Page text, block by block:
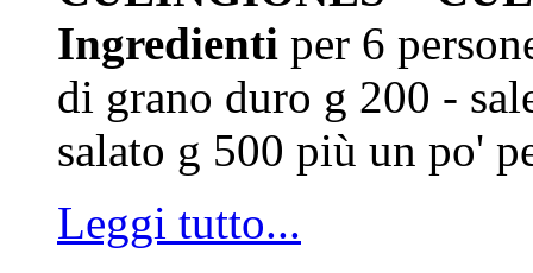
Ingredienti per 6
di grano duro g 200 -
salato g 500 più un po'
Leggi tutto...